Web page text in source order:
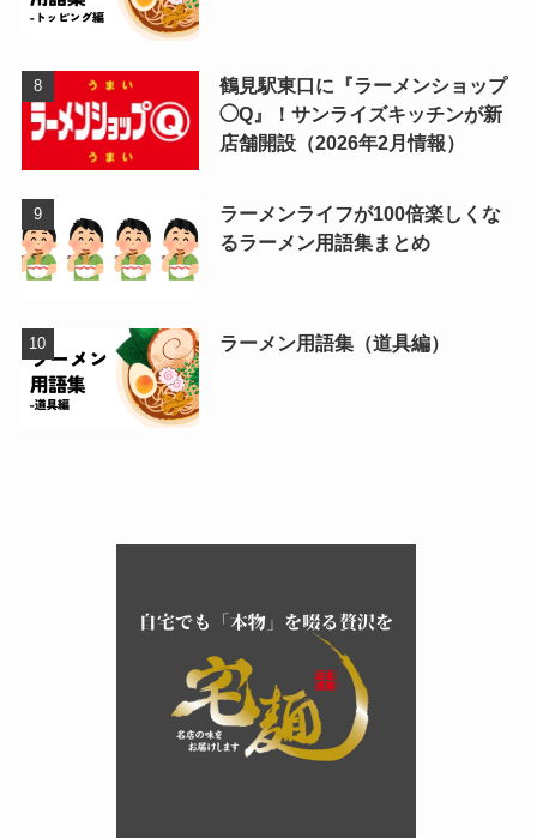
鶴見駅東口に『ラーメンショップ
◯Q』！サンライズキッチンが新
店舗開設（2026年2月情報）
ラーメンライフが100倍楽しくな
るラーメン用語集まとめ
ラーメン用語集（道具編）